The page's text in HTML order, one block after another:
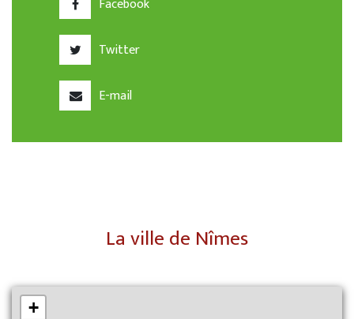
Twitter
E-mail
La ville de Nîmes
+